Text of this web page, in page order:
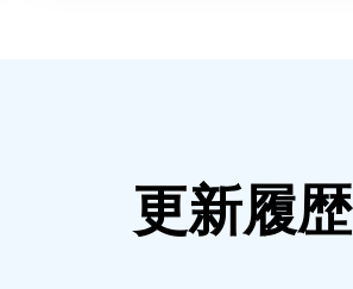
更新履歴